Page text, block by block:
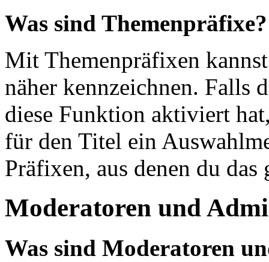
Was sind Themenpräfixe?
Mit Themenpräfixen
näher kennzeichnen. Falls
diese Funktion aktiviert
für den Titel ein
Präfixen, aus denen du
Moderatoren und
Was sind Moderatoren